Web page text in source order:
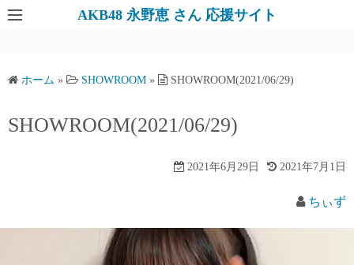
AKB48 永野恵 さん 応援サイト
ホーム » SHOWROOM » SHOWROOM(2021/06/29)
SHOWROOM(2021/06/29)
2021年6月29日 2021年7月1日
ちぃず